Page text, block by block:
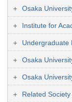
Osaka
Institute for
Undergraduate
Osaka
Osaka
Related Society